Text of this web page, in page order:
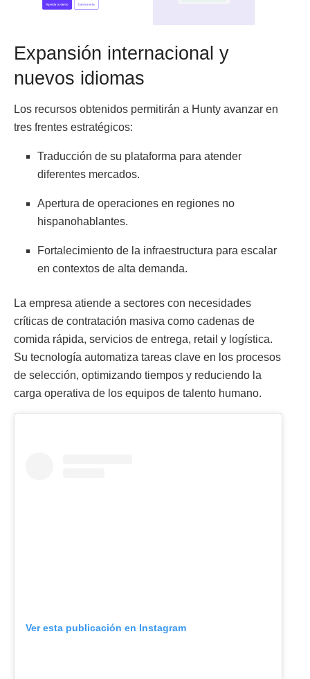
Expansión internacional y
nuevos idiomas
Los recursos obtenidos permitirán a Hunty avanzar en
tres frentes estratégicos:
Traducción de su plataforma para atender
diferentes mercados.
Apertura de operaciones en regiones no
hispanohablantes.
Fortalecimiento de la infraestructura para escalar
en contextos de alta demanda.
La empresa atiende a sectores con necesidades
críticas de contratación masiva como cadenas de
comida rápida, servicios de entrega, retail y logística.
Su tecnología automatiza tareas clave en los procesos
de selección, optimizando tiempos y reduciendo la
carga operativa de los equipos de talento humano.
Ver esta publicación en Instagram